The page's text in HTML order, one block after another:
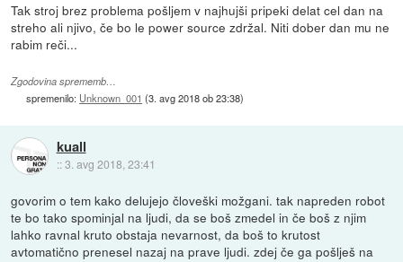
Tak stroj brez problema pošljem v najhujši pripeki delat cel dan na
streho ali njivo, če bo le power source zdržal. Niti dober dan mu ne
rabim reči...
Zgodovina sprememb…
spremenilo: Unknown_001 (3. avg 2018 ob 23:38)
kuall
::3. avg 2018, 23:41
govorim o tem kako delujejo človeški možgani. tak napreden robot
te bo tako spominjal na ljudi, da se boš zmedel in če boš z njim
lahko ravnal kruto obstaja nevarnost, da boš to krutost
avtomatično prenesel nazaj na prave ljudi. zdej če ga pošlješ na